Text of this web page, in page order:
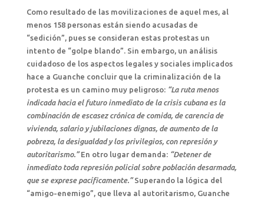
Como resultado de las movilizaciones de aquel mes, al
menos 158 personas están siendo acusadas de
“sedición”, pues se consideran estas protestas un
intento de “golpe blando”. Sin embargo, un análisis
cuidadoso de los aspectos legales y sociales implicados
hace a Guanche concluir que la criminalización de la
protesta es un camino muy peligroso: “La ruta menos
indicada hacia el futuro inmediato de la crisis cubana es la
combinación de escasez crónica de comida, de carencia de
vivienda, salario y jubilaciones dignas, de aumento de la
pobreza, la desigualdad y los privilegios, con represión y
autoritarismo.”En otro lugar demanda: “Detener de
inmediato toda represión policial sobre población desarmada,
que se exprese pacíficamente.”Superando la lógica del
“amigo-enemigo”, que lleva al autoritarismo, Guanche